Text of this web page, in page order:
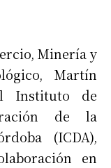
Minería y
Martín
Instituto de
de la
(ICDA),
en